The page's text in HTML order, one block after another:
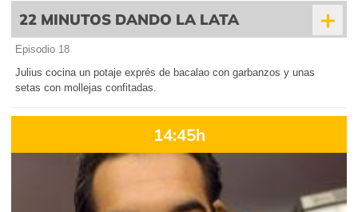
22 MINUTOS DANDO LA LATA +
Episodio 18
Julius cocina un potaje exprés de bacalao con garbanzos y unas
setas con mollejas confitadas.
14:45h